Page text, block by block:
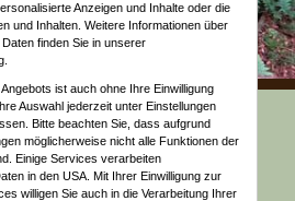
Halle 2026 in
Anzeigen und Inhalte oder die
und Inhalten. Weitere Informationen über
finden Sie in unserer
ist auch ohne Ihre Einwilligung
Auswahl jederzeit unter Einstellungen
Bitte beachten Sie, dass aufgrund
möglicherweise nicht alle Funktionen der
Einige Services verarbeiten
in den USA. Mit Ihrer Einwilligung zur
willigen Sie auch in die Verarbeitung Ihrer